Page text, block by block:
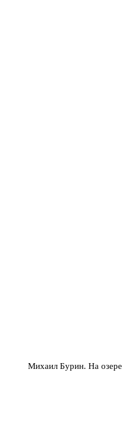
Михаил Бурин. На озере